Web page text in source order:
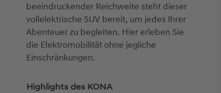
beeindruckender Reichweite steht dieser
vollelektrische SUV bereit, um jedes Ihrer
Abenteuer zu begleiten. Hier erleben Sie
die Elektromobilität ohne jegliche
Einschränkungen.
Highlights des KONA